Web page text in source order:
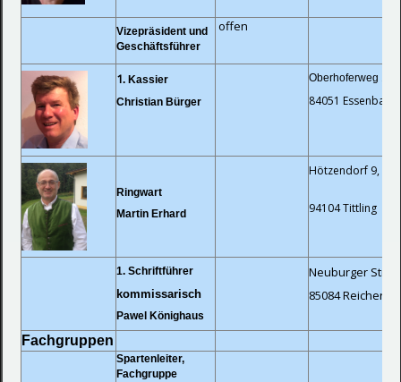
Vizepräsident und
Geschäftsführer
offen
1. Kassier
Christian Bürger
Oberhoferweg 12,
84051 Essenbach
Ringwart
Martin Erhard
94104 Tittling
1. Schriftführer
kommissarisch
Pawel Könighaus
Neuburger
85084
Fachgruppen
Spartenleiter,
Fachgruppe